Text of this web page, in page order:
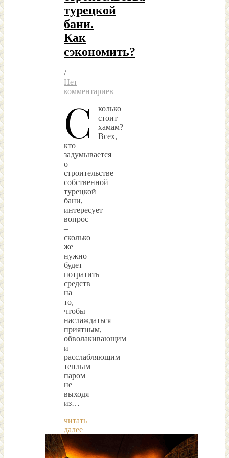
турецкой
бани.
Как
сэкономить?
/
Нет
комментариев
С
колько
стоит
хамам?
Всех,
кто
задумывается
о
строительстве
собственной
турецкой
бани,
интересует
вопрос
–
сколько
же
нужно
будет
потратить
средств
на
то,
чтобы
наслаждаться
приятным,
обволакивающим
и
расслабляющим
теплым
паром
не
выходя
из…
читать
далее